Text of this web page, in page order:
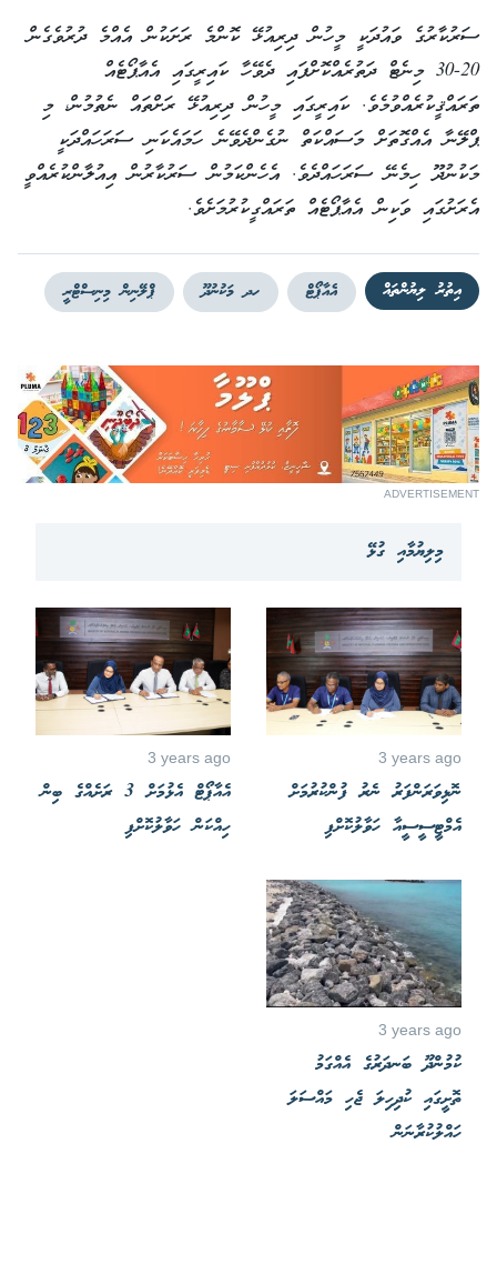
ސަރުކާރުގެ ވައުދަކީ މީހުން ދިރިއުޅޭ ކޮންމެ ރަށަކުން އެއްމެ ދުރުވެގެން
20-30 މިނެޓް ދަތުރެއްކޮށްފައި ދެވޭހާ ކައިރީގައި އެއާޕޯޓެއް
ތަރައްޤީކުރެއްވުމެވެ. ކައިރީގައި މީހުން ދިރިއުޅޭ ރަށްތައް ނެތުމުން، މި
ޕްލޭނާ އެއްގޮތަށް މަސައްކަތް ނުގެންދެވޭނެ ހަމައެކަނި ސަރަހައްދަކީ
މަކުނުދޫ ހިމެނޭ ސަރަހައްދެވެ. އެހެންކަމުން ސަރުކާރުން އިއުލާންކުރެއްވީ
އެރަށުގައި ވަކިން އެއާޕޯޓެއް ތަރައްގީކުރުމަށެވެ.
އިތުރު ލިޔުންތައް އެއާޕޯޓް ހދ މަކުނުދޫ ޕްލޭނިން މިނިސްޓްރީ
ADVERTISEMENT
މިލިޔުމާއި ގުޅޭ
3 years ago
ނޮޅިވަރަންފަރު ނެރު ފުންކުރުމަށް
އެމްޓީސީސީއާ ހަވާލުކޮށްފި
3 years ago
އެއާޕޯޓް އެޅުމަށް 3 ރަށެއްގެ ބިން
ހިއްކަން ހަވާލުކޮށްފި
3 years ago
ކުމުންދޫ ބަނދަރުގެ އެއްގަމު
ތޮށީގައި ކުދިހިލަ ޖެހި މައްސަލަ
ހައްލުކުރާނަން